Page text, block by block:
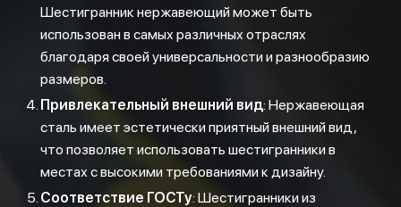
Шестигранник нержавеющий может быть
использован в самых различных отраслях
благодаря своей универсальности и разнообразию
размеров.
Привлекательный внешний вид: Нержавеющая
сталь имеет эстетически приятный внешний вид,
что позволяет использовать шестигранники в
местах с высокими требованиями к дизайну.
Соответствие ГОСТу: Шестигранники из